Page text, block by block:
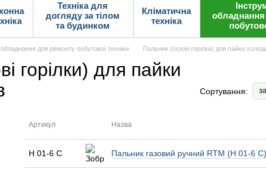
Техніка для
догляду за тілом
та будинком
Кліматична
техніка
для ремонту побутової техніки Пальник (газові горілки) для пайки
горілки) для пайки
Сортування:
Артикул Назва
H 01-6 C Пальник газовий ручний RTM (H 01-6 C)